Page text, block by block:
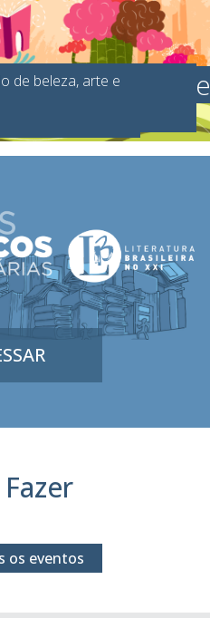
de papel que
de beleza, arte e
os eventos